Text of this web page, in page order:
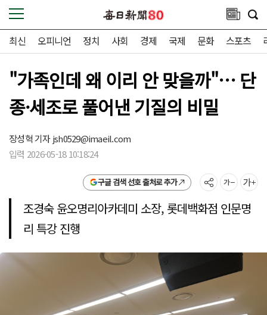
최신 오피니언 정치 사회 경제 국제 문화 스포츠
"가족인데 왜 이리 안 맞을까"… 단
종·세조로 풀어낸 기질의 비밀
장성혁 기자jsh0529@imaeil.com
입력 2026-05-18 10:18:24
구글 검색 선호 출처로 추가
조경숙 윤오명리아카데미 소장, 롯데백화점 인문명
리 특강 진행